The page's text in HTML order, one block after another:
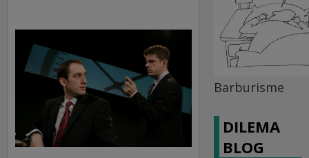
Barburisme
DILEMA
BLOG